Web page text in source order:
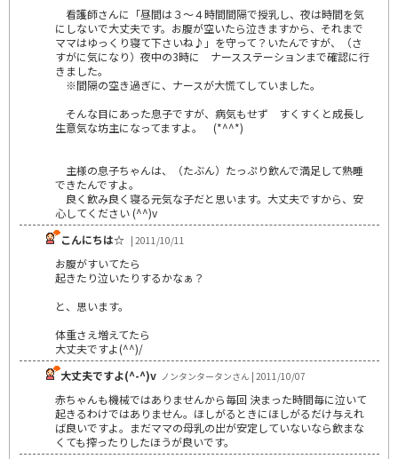
看護師さんに「昼間は３～４時間間隔で授乳し、夜は時間を気
にしないで大丈夫です。お腹が空いたら泣きますから、それまで
ママはゆっくり寝て下さいね♪」を守って？いたんですが、（さ
すがに気になり）夜中の3時に ナースステーションまで確認に行
きました。
※間隔の空き過ぎに、ナースが大慌てしていました。
そんな目にあった息子ですが、病気もせず すくすくと成長し
生意気な坊主になってますよ。 (*^^*)
主様の息子ちゃんは、（たぶん）たっぷり飲んで満足して熟睡
できたんですよ。
良く飲み良く寝る元気な子だと思います。大丈夫ですから、安
心してください (^^)v
こんにちは☆ | 2011/10/11
お腹がすいてたら
起きたり泣いたりするかなぁ？
と、思います。
体重さえ増えてたら
大丈夫ですよ(^^)/
大丈夫ですよ(^-^)v ノンタンタータンさん | 2011/10/07
赤ちゃんも機械ではありませんから毎回 決まった時間毎に泣いて
起きるわけではありません。ほしがるときにほしがるだけ与えれ
ば良いですよ。まだママの母乳の出が安定していないなら飲まな
くても搾ったりしたほうが良いです。